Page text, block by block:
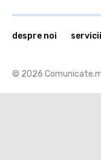
© 2026
despre noi servicii